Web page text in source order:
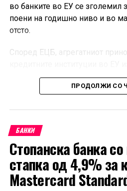
во банките во ЕУ се зголемил
поени на годишно ниво и во
отсто.
Според ЕЦБ, агрегатниот
додека стапката на основен
највисок квалитет, односно
Објавените квартални
институции, како и подружници
контрола на субјекти надвор
европскиот пазар. Според ЕЦБ,
речиси 100 отсто од билансот
во Европската Унија.
ПРОДОЛЖИ СО
БАНКИ
Стопанска банка
стапка од 4,9% за
Mastercard